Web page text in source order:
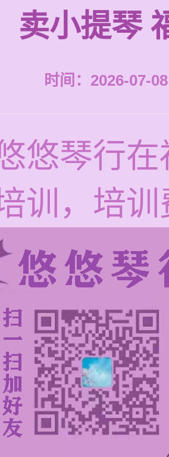
卖小提琴
时间：2026-07-
悠琴行
训，培